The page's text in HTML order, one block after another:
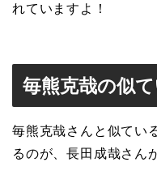
れていますよ！
毎熊克哉の似
毎熊克哉さんと似てい
るのが、長田成哉さん